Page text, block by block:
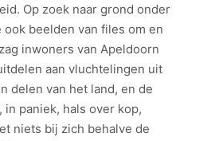
Op zoek naar grond onder
ook beelden van files om en
inwoners van Apeldoorn
aan vluchtelingen uit
delen van het land, en de
in paniek, hals over kop,
niets bij zich behalve de